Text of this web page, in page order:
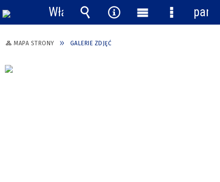
MAPA STRONY GALERIE ZDJĘĆ
Włącz
powiadomienia
Wyszukiwarka
Narzędzia
MenuMenu
panel